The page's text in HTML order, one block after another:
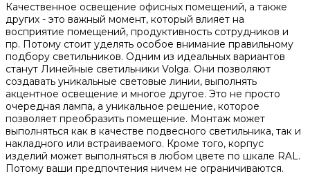
Качественное освещение офисных помещений, а также
других - это важный момент, который влияет на
восприятие помещений, продуктивность сотрудников и
пр. Потому стоит уделять особое внимание правильному
подбору светильников. Одним из идеальных вариантов
станут Линейные светильники Volga. Они позволяют
создавать уникальные световые линии, выполнять
акцентное освещение и многое другое. Это не просто
очередная лампа, а уникальное решение, которое
позволяет преобразить помещение. Монтаж может
выполняться как в качестве подвесного светильника, так и
накладного или встраиваемого. Кроме того, корпус
изделий может выполняться в любом цвете по шкале RAL.
Потому ваши предпочтения ничем не ограничиваются.